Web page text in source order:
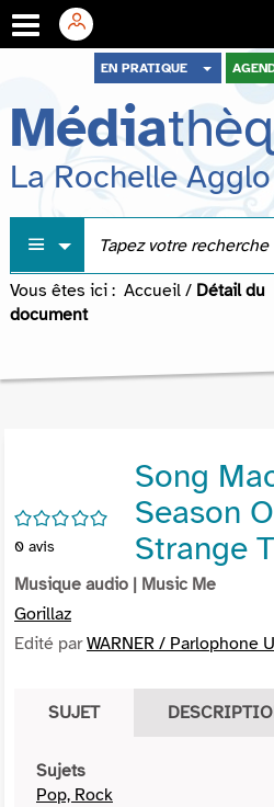
menu
contenu
recherche
EN PRATIQUE
Média
La Rochelle Agglo
Vous êtes ici : Accueil / Détail du
document
/5
0 avis
Song
Season
Strange
Musique audio | Music Me
Gorillaz
Edité parWARNER / Parlophone
SUJET
Sujets
Pop, Rock